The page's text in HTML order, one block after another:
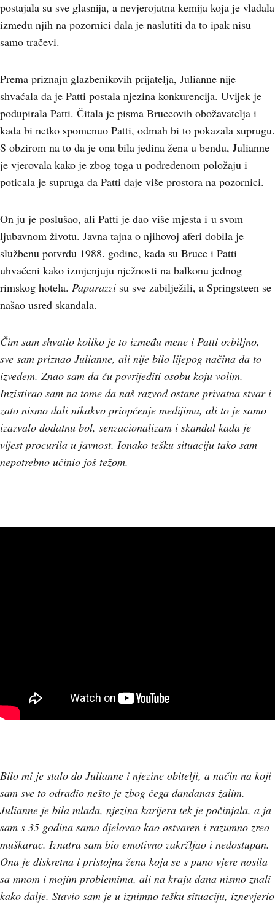
postajala su sve glasnija, a nevjerojatna kemija koja je vladala
između njih na pozornici dala je naslutiti da to ipak nisu
samo tračevi.
Prema priznaju glazbenikovih prijatelja, Julianne nije
shvaćala da je Patti postala njezina konkurencija. Uvijek je
podupirala Patti. Čitala je pisma Bruceovih obožavatelja i
kada bi netko spomenuo Patti, odmah bi to pokazala suprugu.
S obzirom na to da je ona bila jedina žena u bendu, Julianne
je vjerovala kako je zbog toga u podređenom položaju i
poticala je supruga da Patti daje više prostora na pozornici.
On ju je poslušao, ali Patti je dao više mjesta i u svom
ljubavnom životu. Javna tajna o njihovoj aferi dobila je
službenu potvrdu 1988. godine, kada su Bruce i Patti
uhvaćeni kako izmjenjuju nježnosti na balkonu jednog
rimskog hotela. Paparazzi su sve zabilježili, a Springsteen se
našao usred skandala.
Čim sam shvatio koliko je to između mene i Patti ozbiljno,
sve sam priznao Julianne, ali nije bilo lijepog načina da to
izvedem. Znao sam da ću povrijediti osobu koju volim.
Inzistirao sam na tome da naš razvod ostane privatna stvar i
zato nismo dali nikakvo priopćenje medijima, ali to je samo
izazvalo dodatnu bol, senzacionalizam i skandal kada je
vijest procurila u javnost. Ionako tešku situaciju tako sam
nepotrebno učinio još težom.
Bilo mi je stalo do Julianne i njezine obitelji, a način na koji
sam sve to odradio nešto je zbog čega dandanas žalim.
Julianne je bila mlada, njezina karijera tek je počinjala, a ja
sam s 35 godina samo djelovao kao ostvaren i razumno zreo
muškarac. Iznutra sam bio emotivno zakržljao i nedostupan.
Ona je diskretna i pristojna žena koja se s puno vjere nosila
sa mnom i mojim problemima, ali na kraju dana nismo znali
kako dalje. Stavio sam je u iznimno tešku situaciju, iznevjerio